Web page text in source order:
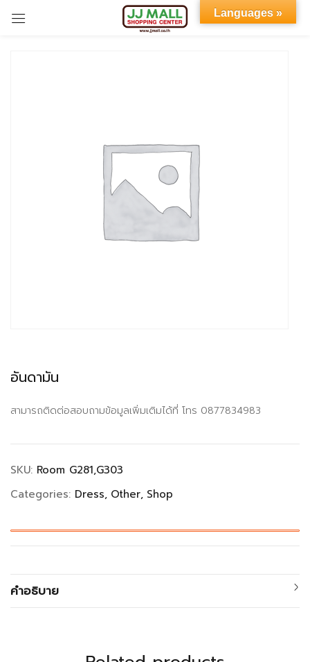
อันดามัน
สามารถติดต่อสอบถามข้อมูลเพิ่มเติมได้ที่ โทร 0877834983
SKU: Room G281,G303
Categories: Dress Other Shop
คำอธิบาย
Languages »
Sign in
Remember me Lost password?
LOG IN